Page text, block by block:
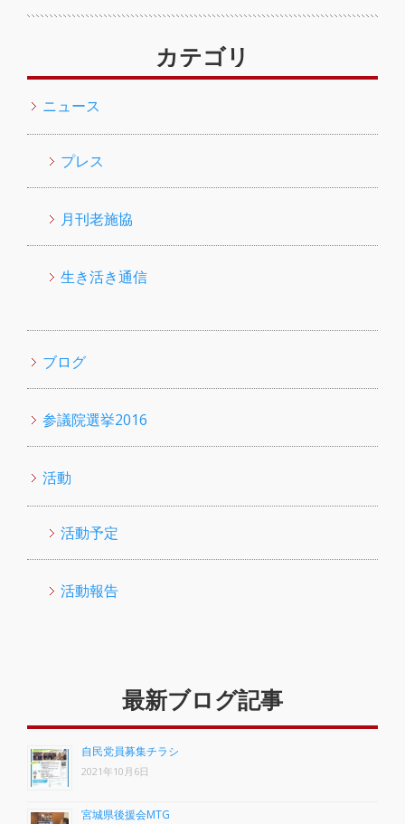
カテゴリ
ニュース
プレス
月刊老施協
生き活き通信
ブログ
参議院選挙2016
活動
活動予定
活動報告
最新ブログ記事
自民党員募集チラシ
2021年10月6日
宮城県後援会MTG